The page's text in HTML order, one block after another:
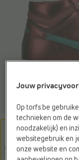
Jouw
Op torfs.be
technieken om de
noodzakelijk) en
websitegebruik en
onze website en